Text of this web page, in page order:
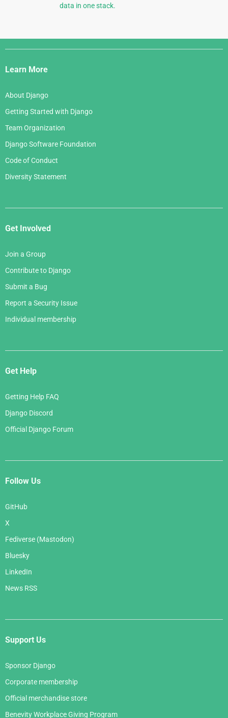
data in one stack.
Django
Links
Learn More
About Django
Getting Started with Django
Team Organization
Django Software Foundation
Code of Conduct
Diversity Statement
Get Involved
Join a Group
Contribute to Django
Submit a Bug
Report a Security Issue
Individual membership
Get Help
Getting Help FAQ
Django Discord
Official Django Forum
Follow Us
GitHub
X
Fediverse (Mastodon)
Bluesky
LinkedIn
News RSS
Support Us
Sponsor Django
Corporate membership
Official merchandise store
Benevity Workplace Giving Program